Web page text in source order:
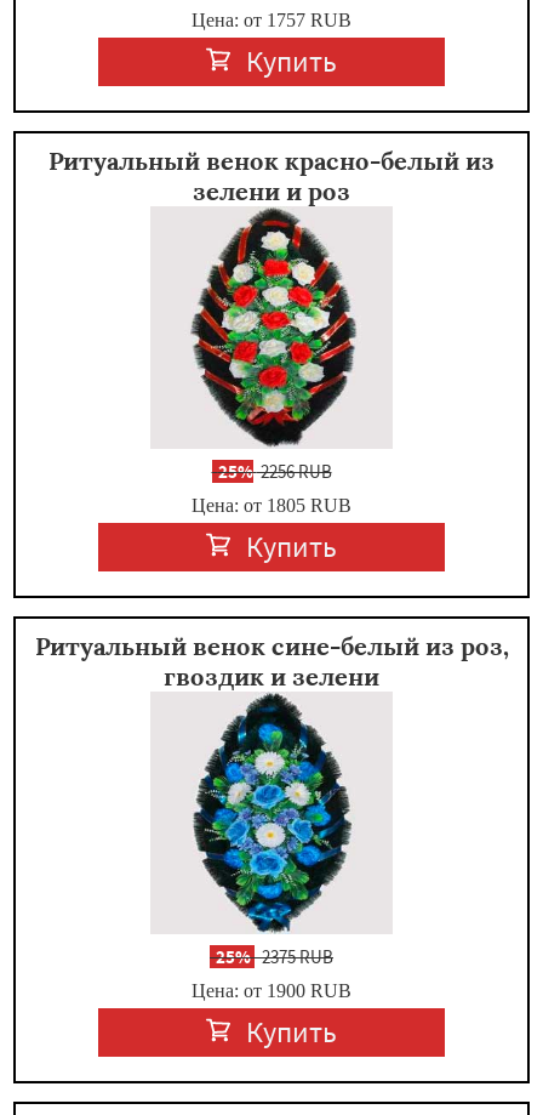
Цена: от 1757 RUB
Купить
Ритуальный венок красно-белый из
зелени и роз
-25%2256 RUB
Цена: от 1805 RUB
Купить
Ритуальный венок сине-белый из роз,
гвоздик и зелени
-25%2375 RUB
Цена: от 1900 RUB
Купить